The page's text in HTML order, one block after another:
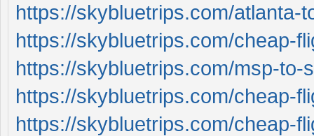
https://skybluetrips.com/atlanta-
https://skybluetrips.com/cheap-
https://skybluetrips.com/msp-to-
https://skybluetrips.com/cheap-
https://skybluetrips.com/cheap-